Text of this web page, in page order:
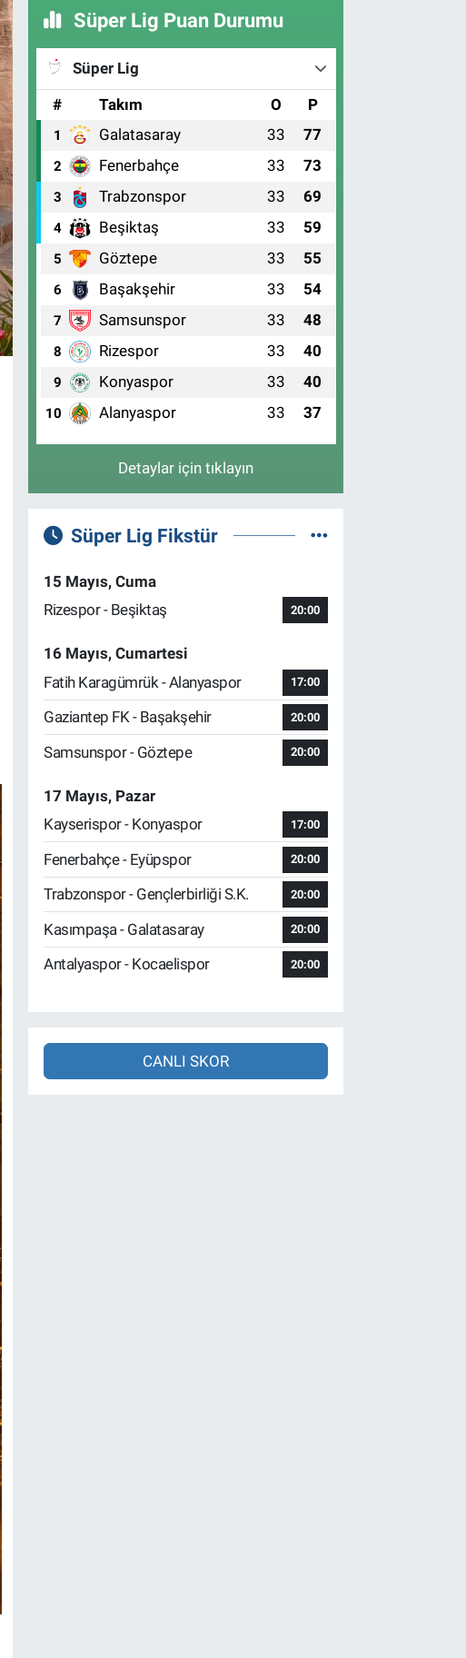
Süper Lig Puan Durumu
Süper Lig
#
Takım O P
1 Galatasaray 33 77
2 Fenerbahçe 33 73
3 Trabzonspor 33 69
4 Beşiktaş 33 59
5 Göztepe 33 55
6 Başakşehir 33 54
7 Samsunspor 33 48
8 Rizespor 33 40
9 Konyaspor 33 40
10 Alanyaspor 33 37
Detaylar için tıklayın
Süper Lig Fikstür
15 Mayıs, Cuma
Rizespor - Beşiktaş
20:00
16 Mayıs, Cumartesi
Fatih Karagümrük - Alanyaspor
17:00
Gaziantep FK - Başakşehir 20:00
Samsunspor - Göztepe 20:00
17 Mayıs, Pazar
Kayserispor - Konyaspor
17:00
Fenerbahçe - Eyüpspor 20:00
Trabzonspor - Gençlerbirliği S.K. 20:00
Kasımpaşa - Galatasaray 20:00
Antalyaspor - Kocaelispor 20:00
CANLI SKOR